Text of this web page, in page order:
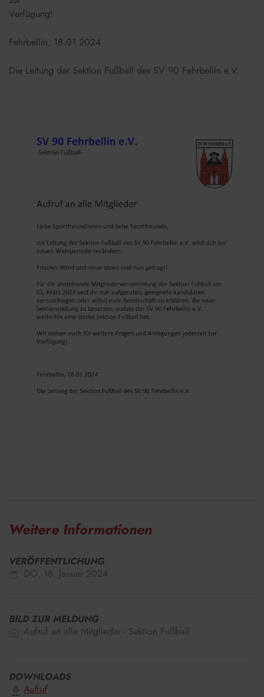
Verfügung!
Fehrbellin, 18.01.2024
Die Leitung der Sektion Fußball des SV 90 Fehrbellin e.V.
Weitere Informationen
VERÖFFENTLICHUNG
DO, 18. Januar 2024
BILD ZUR MELDUNG
Aufruf an alle Mitglieder - Sektion Fußball
DOWNLOADS
Aufruf